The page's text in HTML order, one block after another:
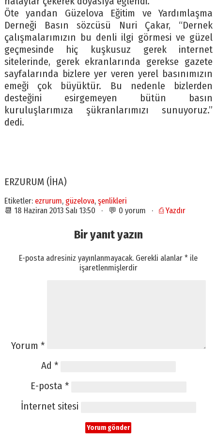
Öte yandan Güzelova Eğitim ve Yardımlaşma
Derneği Basın sözcüsü Nuri Çakar, “Dernek
çalışmalarımızın bu denli ilgi görmesi ve güzel
geçmesinde hiç kuşkusuz gerek internet
sitelerinde, gerek ekranlarında gerekse gazete
sayfalarında bizlere yer veren yerel basınımızın
emeği çok büyüktür. Bu nedenle bizlerden
desteğini esirgemeyen bütün basın
kuruluşlarımıza şükranlarımızı sunuyoruz.”
dedi.
ERZURUM (İHA)
Etiketler: ezrurum, güzelova, şenlikleri
📆 18 Haziran 2013 Salı 13:50 · 💬 0 yorum · ⎙ Yazdır
Bir yanıt yazın
E-posta adresiniz yayınlanmayacak. Gerekli alanlar* ile
işaretlenmişlerdir
Yorum *
Ad *
E-posta *
İnternet sitesi